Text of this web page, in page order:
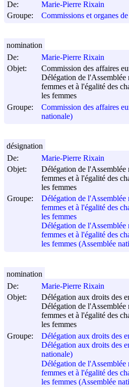
De:
Marie-Pierre Rixain
Groupe:
Commissions et organes
De:
Marie-Pierre Rixain
Objet:
Commission des affaires
Délégation de l'Assemblée
femmes et à l'égalité des
les femmes
Groupe:
Commission des affaires
nationale)
nomination
De:
Marie-Pierre Rixain
Objet:
Délégation de l'Assemblée
femmes et à l'égalité des
les femmes
Groupe:
Délégation de l'Assemblée
femmes et à l'égalité des
les femmes
Délégation de l'Assemblée
femmes et à l'égalité des
les femmes (Assemblée
désignation
De:
Marie-Pierre Rixain
Objet:
Délégation aux droits des
Délégation de l'Assemblée
femmes et à l'égalité des
les femmes
Groupe:
Délégation aux droits des
Délégation aux droits des
nationale)
Délégation de l'Assemblée
femmes et à l'égalité des
les femmes (Assemblée
nomination